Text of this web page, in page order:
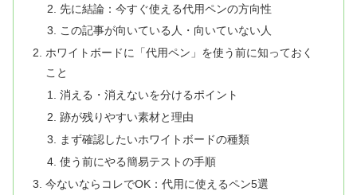
先に結論：今すぐ使える代用ペンの方向性
この記事が向いている人・向いていない人
ホワイトボードに「代用ペン」を使う前に知っておく
こと
消える・消えないを分けるポイント
跡が残りやすい素材と理由
まず確認したいホワイトボードの種類
使う前にやる簡易テストの手順
今ないならコレでOK：代用に使えるペン5選